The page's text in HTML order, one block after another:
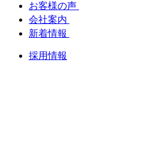
お客様の声
会社案内
新着情報
採用情報